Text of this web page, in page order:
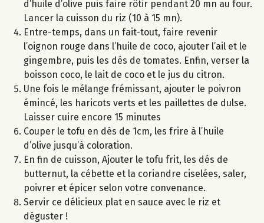
d’huile d’olive puis faire rôtir pendant 20 mn au four.
Lancer la cuisson du riz (10 à 15 mn).
Entre-temps, dans un fait-tout, faire revenir
l’oignon rouge dans l’huile de coco, ajouter l’ail et le
gingembre, puis les dés de tomates. Enfin, verser la
boisson coco, le lait de coco et le jus du citron.
Une fois le mélange frémissant, ajouter le poivron
émincé, les haricots verts et les paillettes de dulse.
Laisser cuire encore 15 minutes
Couper le tofu en dés de 1cm, les frire à l’huile
d’olive jusqu’à coloration.
En fin de cuisson, Ajouter le tofu frit, les dés de
butternut, la cébette et la coriandre ciselées, saler,
poivrer et épicer selon votre convenance.
Servir ce délicieux plat en sauce avec le riz et
déguster !